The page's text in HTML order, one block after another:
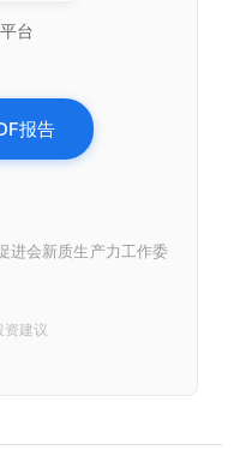
台
报告
进会新质生产力工作委
资建议